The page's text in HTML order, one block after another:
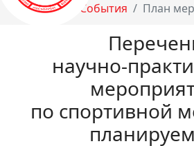
Главная События План
научно-
по спортивной